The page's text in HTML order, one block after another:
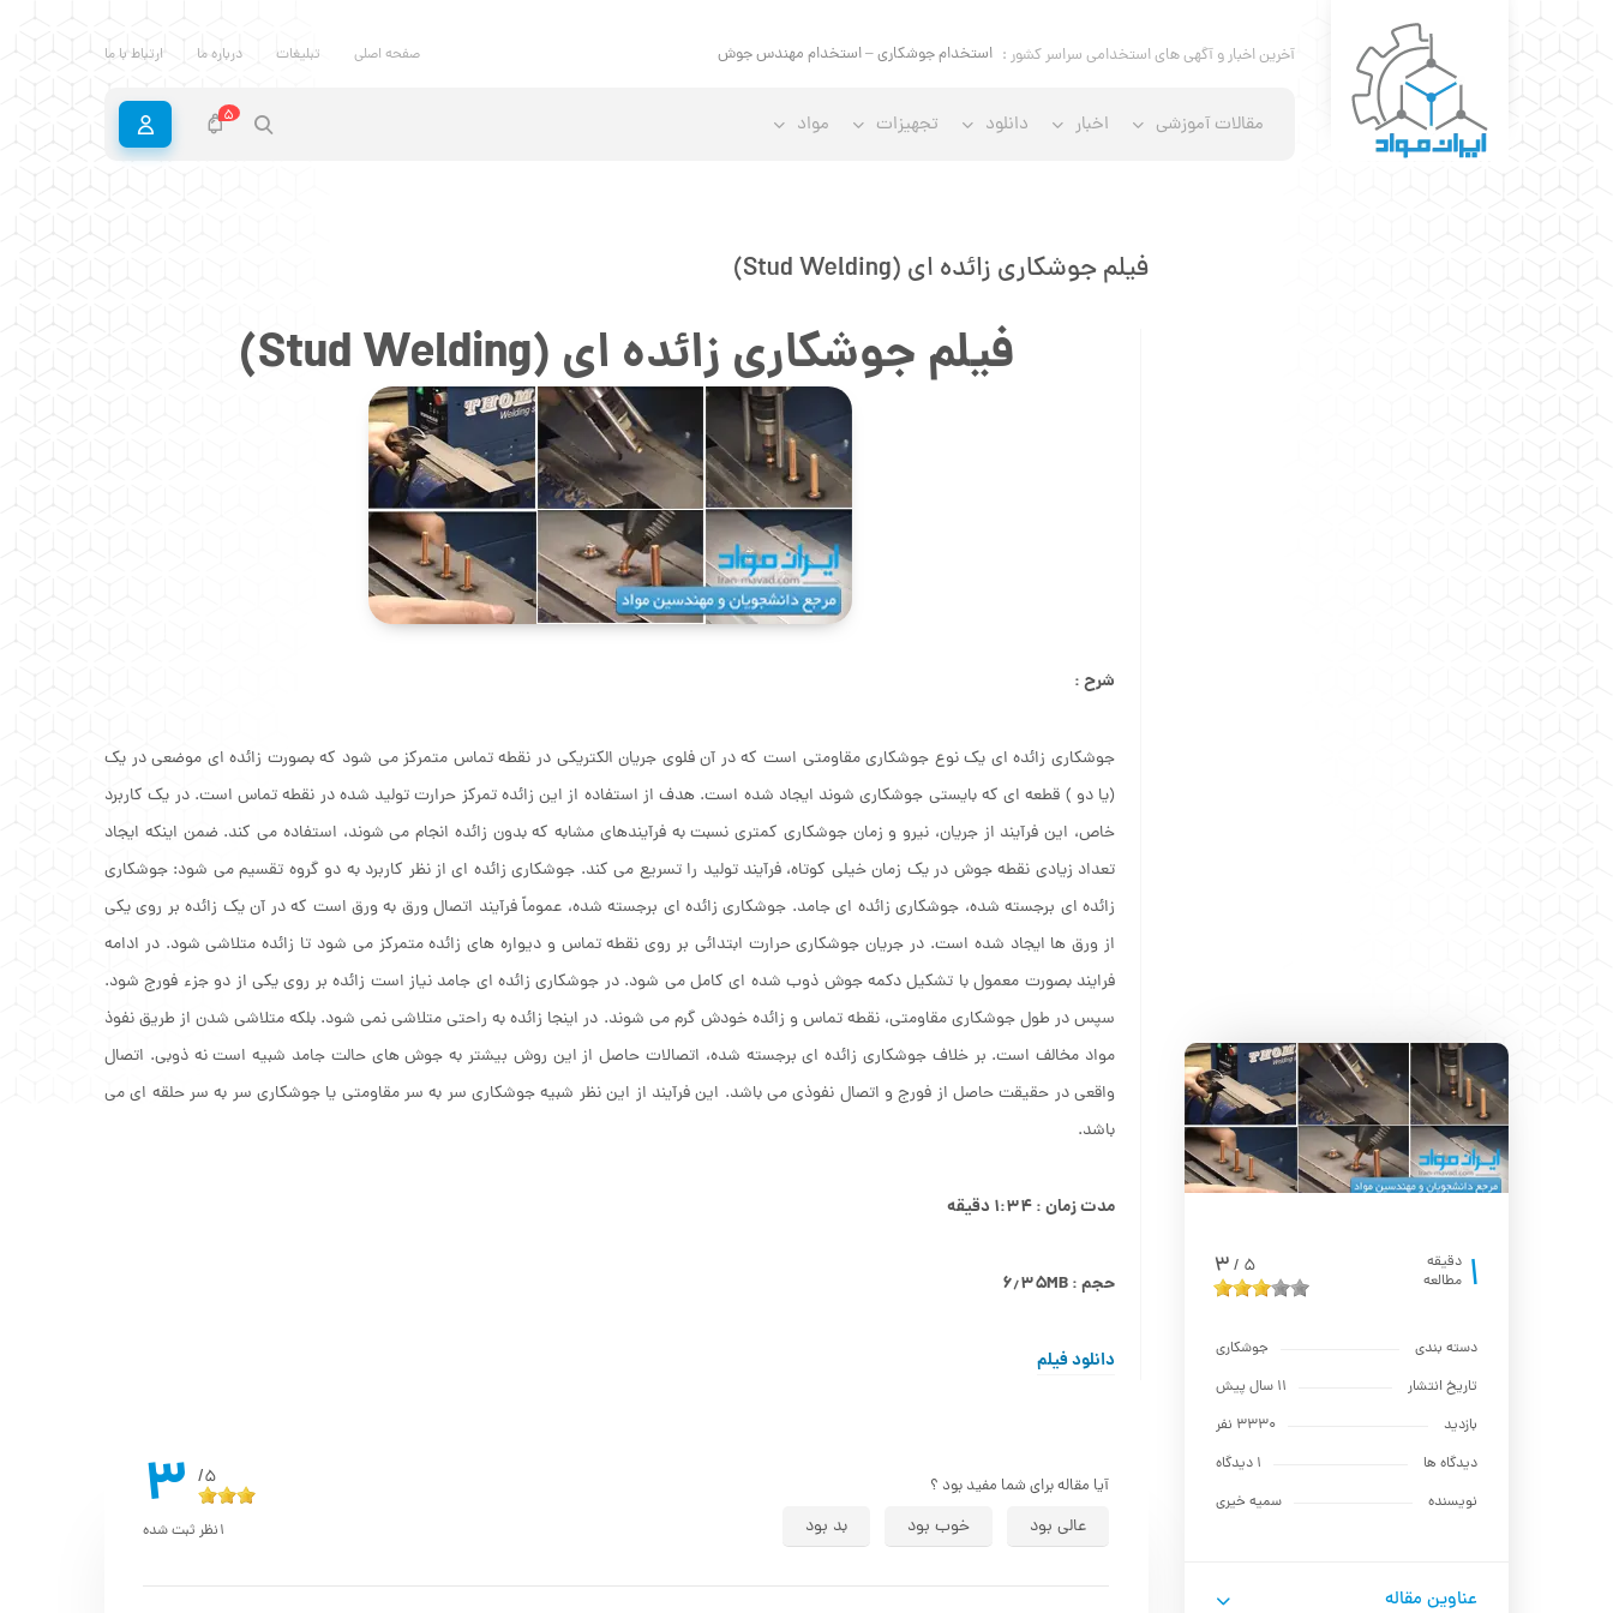
آخرین اخبار و آگهی های استخدامی سراسر کشور : استخدام جوشکاری – استخدام مهندس جوش صفحه اصلی تبلیغات درباره ما ارتباط با ما
مقالات آموزشی اخبار دانلود تجهیزات مواد 5
1 دقیقه
مطالعه
5
/
3
دسته بندی
جوشکاری
تاریخ انتشار
11 سال پیش
بازدید
3330 نفر
دیدگاه ها
1 دیدگاه
نویسنده
سمیه خیری
عناوین مقاله
فیلم جوشکاری زائده ای (Stud Welding)
فیلم جوشکاری زائده ای (Stud Welding)
شرح :
جوشکاری زائده ای یک نوع جوشکاری مقاومتی است که در آن فلوی جریان الکتریکی در نقطه تماس متمرکز می شود که بصورت زائده ای موضعی در یک
(یا دو ) قطعه ای که بایستی جوشکاری شوند ایجاد شده است. هدف از استفاده از این زائده تمرکز حرارت تولید شده در نقطه تماس است. در یک کاربرد
خاص، این فرآیند از جریان، نیرو و زمان جوشکاری کمتری نسبت به فرآیندهای مشابه که بدون زائده انجام می شوند، استفاده می کند. ضمن اینکه ایجاد
تعداد زیادی نقطه جوش در یک زمان خیلی کوتاه، فرآیند تولید را تسریع می کند. جوشکاری زائده ای از نظر کاربرد به دو گروه تقسیم می شود: جوشکاری
زائده ای برجسته شده، جوشکاری زائده ای جامد. جوشکاری زائده ای برجسته شده، عموماً فرآیند اتصال ورق به ورق است که در آن یک زائده بر روی یکی
از ورق ها ایجاد شده است. در جریان جوشکاری حرارت ابتدائی بر روی نقطه تماس و دیواره های زائده متمرکز می شود تا زائده متلاشی شود. در ادامه
فرایند بصورت معمول با تشکیل دکمه جوش ذوب شده ای کامل می شود. در جوشکاری زائده ای جامد نیاز است زائده بر روی یکی از دو جزء فورج شود.
سپس در طول جوشکاری مقاومتی، نقطه تماس و زائده خودش گرم می شوند. در اینجا زائده به راحتی متلاشی نمی شود. بلکه متلاشی شدن از طریق نفوذ
مواد مخالف است. بر خلاف جوشکاری زائده ای برجسته شده، اتصالات حاصل از این روش بیشتر به جوش های حالت جامد شبیه است نه ذوبی. اتصال
واقعی در حقیقت حاصل از فورج و اتصال نفوذی می باشد. این فرآیند از این نظر شبیه جوشکاری سر به سر مقاومتی یا جوشکاری سر به سر حلقه ای می
باشد.
مدت زمان : ۱:۳۴ دقیقه
حجم : ۶٫۳۵MB
دانلود فیلم
آیا مقاله برای شما مفید بود ؟
عالی بود خوب بود بد بود
5/
3 1نظر ثبت شده